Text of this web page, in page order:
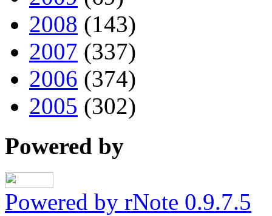
2008 (143)
2007 (337)
2006 (374)
2005 (302)
Powered by
Powered by rNote 0.9.7.5